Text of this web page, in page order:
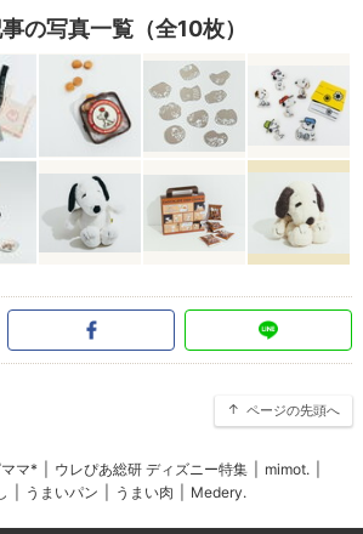
の写真一覧（全10枚）
ページの先頭へ
マ* ウレぴあ総研 ディズニー特集 mimot.
うまいパン うまい肉 Medery.